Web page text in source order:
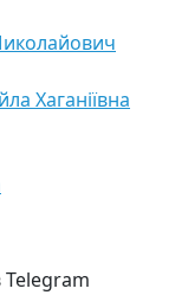
Хаганіївна
Telegram